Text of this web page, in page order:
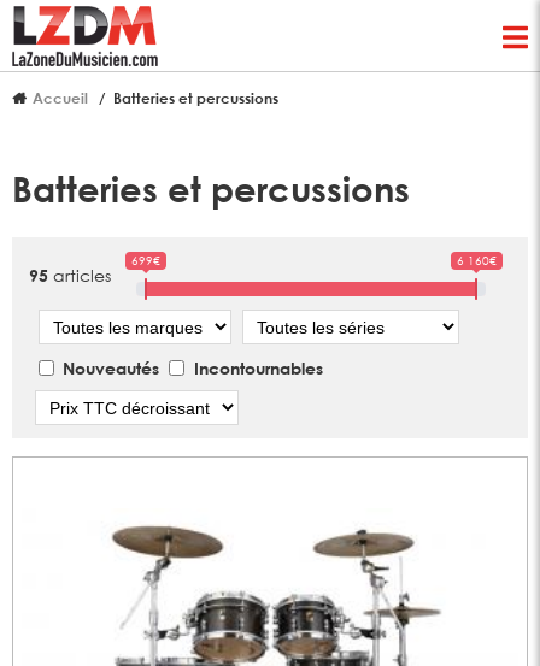
Accueil Batteries et percussions
Batteries et percussions
95 articles
699€ 6 160€
Marque Série
Nouveautés
Incontournables